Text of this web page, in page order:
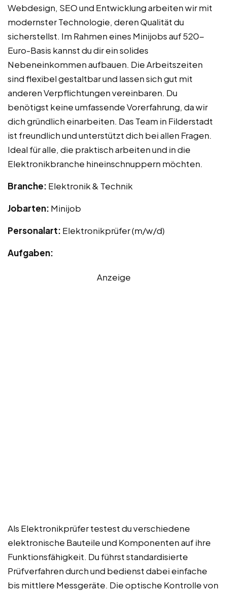
Webdesign, SEO und Entwicklung arbeiten wir mit
modernster Technologie, deren Qualität du
sicherstellst. Im Rahmen eines Minijobs auf 520-
Euro-Basis kannst du dir ein solides
Nebeneinkommen aufbauen. Die Arbeitszeiten
sind flexibel gestaltbar und lassen sich gut mit
anderen Verpflichtungen vereinbaren. Du
benötigst keine umfassende Vorerfahrung, da wir
dich gründlich einarbeiten. Das Team in Filderstadt
ist freundlich und unterstützt dich bei allen Fragen.
Ideal für alle, die praktisch arbeiten und in die
Elektronikbranche hineinschnuppern möchten.
Branche: Elektronik & Technik
Jobarten: Minijob
Personalart: Elektronikprüfer (m/w/d)
Aufgaben:
Anzeige
Als Elektronikprüfer testest du verschiedene
elektronische Bauteile und Komponenten auf ihre
Funktionsfähigkeit. Du führst standardisierte
Prüfverfahren durch und bedienst dabei einfache
bis mittlere Messgeräte. Die optische Kontrolle von